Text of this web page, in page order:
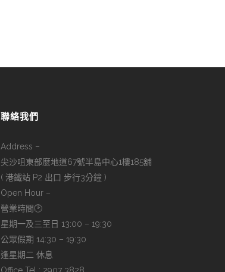
聯絡我們
Address –
尖沙咀東部麼地道67號半島中心1樓185舖
( 港鐵站 P2 出口 步行3分鐘 )
Open Hour –
營業時間🕑
星期一及三至日 13:00 – 19:30
公眾假期 14:30 – 19:30
逢星期二 休息